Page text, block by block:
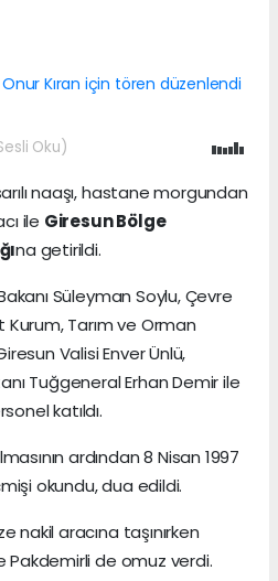
Oku)
naaşı, hastane morgundan
ile Giresun Bölge
na getirildi.
Süleyman Soylu, Çevre
Kurum, Tarım ve Orman
Valisi Enver Ünlü,
Tuğgeneral Erhan Demir ile
katıldı.
ardından 8 Nisan 1997
okundu, dua edildi.
nakil aracına taşınırken
Pakdemirli de omuz verdi.